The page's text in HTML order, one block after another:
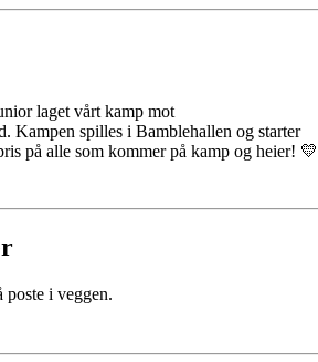
laget vårt kamp mot
Kampen spilles i Bamblehallen og starter
på alle som kommer på kamp og heier! 💛
i veggen.